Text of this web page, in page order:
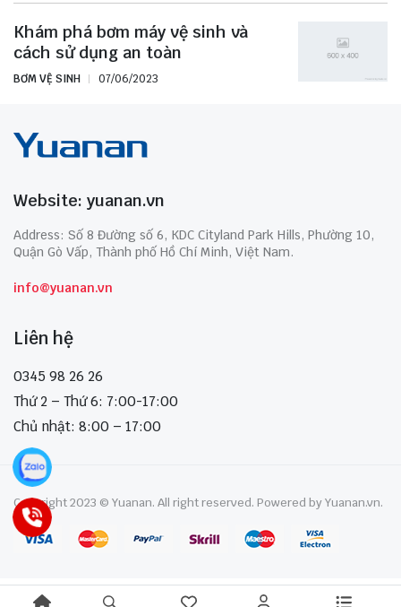
Khám phá bơm máy vệ sinh và
cách sử dụng an toàn
BƠM VỆ SINH 07/06/2023
Website: yuanan.vn
Address: Số 8 Đường số 6, KDC Cityland Park Hills, Phường 10,
Quận Gò Vấp, Thành phố Hồ Chí Minh, Việt Nam.
info@yuanan.vn
Liên hệ
0345 98 26 26
Thứ 2 – Thứ 6: 7:00-17:00
Chủ nhật: 8:00 – 17:00
Copyright 2023 © Yuanan. All right reserved. Powered by Yuanan.vn.